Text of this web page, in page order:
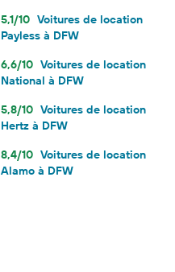
5,1/10 Voitures de location
Payless à DFW
6,6/10 Voitures de location
National à DFW
5,8/10 Voitures de location
Hertz à DFW
8,4/10 Voitures de location
Alamo à DFW